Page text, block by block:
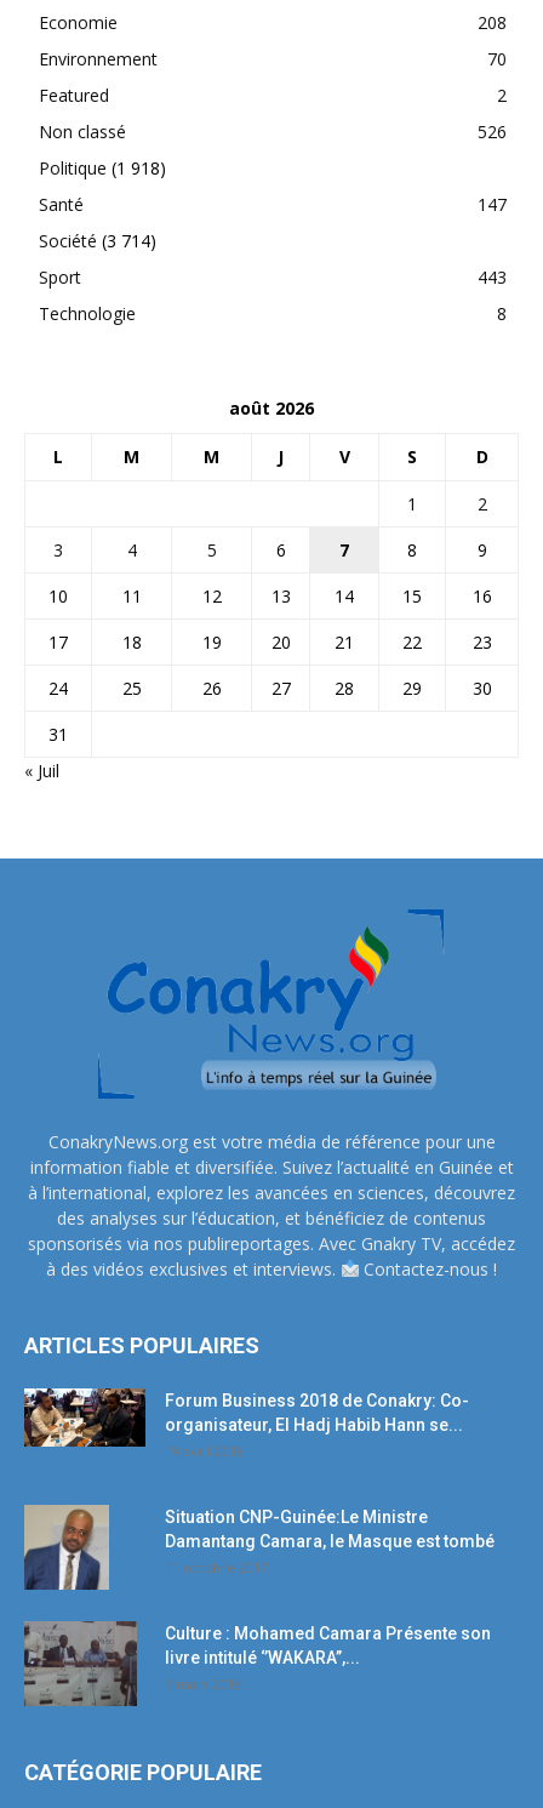
Economie
208
Environnement
70
Featured
2
Non classé
526
Politique (1 918)
Santé
147
Société (3 714)
Sport
443
Technologie
8
août 2026
L M M J V S D
1
2
3
4 5 6 7 8
9
10
11 12 13 14 15
16
17
18 19 20 21 22
23
24
25 26 27 28 29
30
31
« Juil
ConakryNews.org est votre média de référence pour une
information fiable et diversifiée. Suivez l’actualité en Guinée et
à l’international, explorez les avancées en sciences, découvrez
des analyses sur l’éducation, et bénéficiez de contenus
sponsorisés via nos publireportages. Avec Gnakry TV, accédez
à des vidéos exclusives et interviews.
Contactez-nous !
ARTICLES POPULAIRES
Forum Business 2018 de Conakry: Co-
organisateur, El Hadj Habib Hann se...
19 avril 2018
Situation CNP-Guinée:Le Ministre
Damantang Camara, le Masque est tombé
11 octobre 2017
Culture : Mohamed Camara Présente son
livre intitulé ‘’WAKARA’’,...
5 mars 2018
CATÉGORIE POPULAIRE